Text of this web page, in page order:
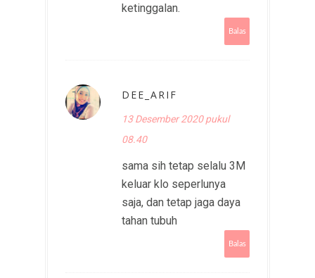
ketinggalan.
Balas
DEE_ARIF
13 Desember 2020 pukul
08.40
sama sih tetap selalu 3M
keluar klo seperlunya
saja, dan tetap jaga daya
tahan tubuh
Balas